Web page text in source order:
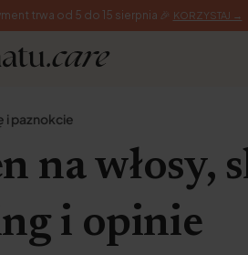
trwa od 5 do 15 sierpnia 🎉 KORZYSTAJ →
i paznokcie
na włosy,
i opinie